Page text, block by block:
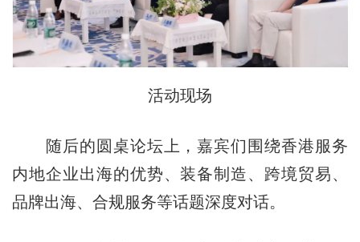
活动现场
随后的圆桌论坛上，嘉宾们围绕香港服务
内地企业出海的优势、装备制造、跨境贸易、
品牌出海、合规服务等话题深度对话。